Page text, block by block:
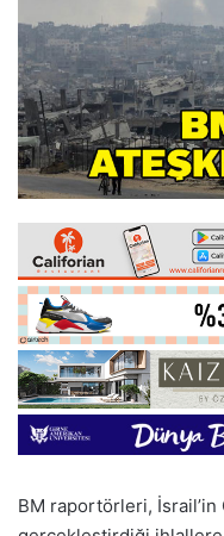
BM raportörleri, İsrail’in